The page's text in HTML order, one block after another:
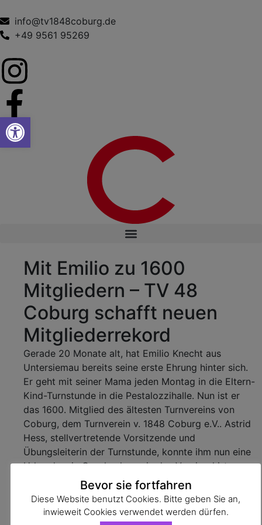
Werkzeugleiste öffnen
info@tv1848coburg.de
+49 9561 95269
Mit Emilio zu 1600
Mitgliedern – TV 48
Coburg schafft neuen
Mitgliederrekord
Gerade 20 Monate alt, hat Emilio Knecht aus
Untersiemau bereits seine erste Ehrung hinter sich.
Er geht mit seiner Mama jeden Montag in die Eltern-
Kind-Turnstunde in die Pestalozzihalle. Nun ist er
das 1600. Mitglied des ältesten Turnvereins von
Coburg, dem Turnverein v. 1848 Coburg e.V.. Astrid
Hess, stellvertretende Vorsitzende und
Übungsleiterin der Turnstunde, konnte ihm nun eine
Urkunde, ein Geschenk sowie das Vereinsshirt
Emilio Knecht mit seinen Eltern und Übungsleiterin
Bevor sie fortfahren
Diese Website benutzt Cookies. Bitte geben Sie an,
inwieweit Cookies verwendet werden dürfen.